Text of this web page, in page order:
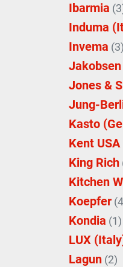
Ibarmia
Induma
Invema (3)
Jakobsen
Jones &
Jung-
Kasto
Kent USA
King Rich
Kitchen
Koepfer
Kondia (1)
LUX
Lagun (2)